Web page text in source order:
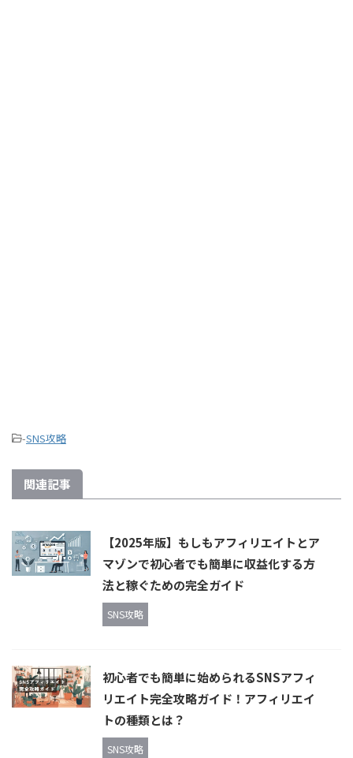
-SNS攻略
関連記事
【2025年版】もしもアフィリエイトとア
マゾンで初心者でも簡単に収益化する方
法と稼ぐための完全ガイド
SNS攻略
初心者でも簡単に始められるSNSアフィ
リエイト完全攻略ガイド！アフィリエイ
トの種類とは？
SNS攻略